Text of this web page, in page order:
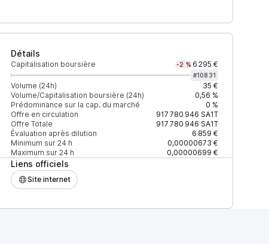
Détails
Capitalisation boursière -2 % 6 295 €
#10831
Volume (24h)
35 €
Volume/Capitalisation boursière (24h)
0,56 %
Prédominance sur la cap. du marché
0 %
Offre en circulation
917 780 946 SA1T
Offre Totale
917 780 946 SA1T
Évaluation après dilution
6 859 €
Minimum sur 24 h
0,00000673 €
Maximum sur 24 h
0,00000699 €
Liens officiels
Site internet
% du volume Confiance Mis à jour
100 %